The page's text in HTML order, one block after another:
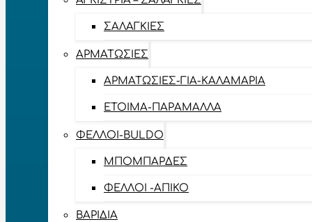
ΣΑΛΑΓΚΙΈΣ
ΑΡΜΑΤΩΣΙΈΣ
ΑΡΜΑΤΩΣΙΈΣ-ΓΙΑ-ΚΑΛΑΜΆΡΙΑ
ΈΤΟΙΜΑ-ΠΑΡΆΜΑΛΛΑ
ΦΕΛΛΟΊ-BULDO
ΜΠΟΜΠΆΡΔΕΣ
ΦΕΛΛΟΊ -ΑΠΊΚΟ
ΒΑΡΊΔΙΑ